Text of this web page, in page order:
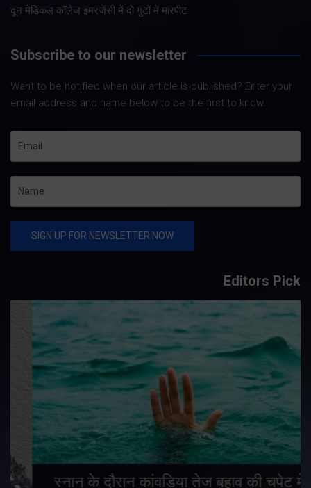
दून मेडिकल कॉलेज इमरजेंसी में दो गुटों में मारपीट
Subscribe to our newsletter
Want to be notified when our article is published? Enter your
email address and name below to be the first to know.
Editors Pick
स्नान के दौरान कांवडिया तेज बहाव की चपेट में